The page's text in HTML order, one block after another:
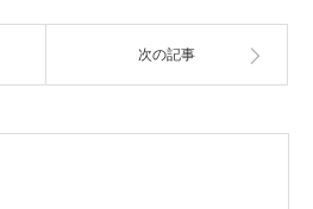
次の記事